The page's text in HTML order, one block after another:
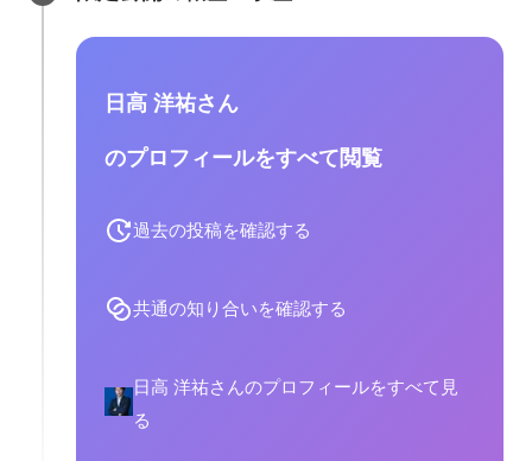
日高 洋祐さん
のプロフィールをすべて閲覧
過去の投稿を確認する
共通の知り合いを確認する
日高 洋祐さんのプロフィールをすべて見
る